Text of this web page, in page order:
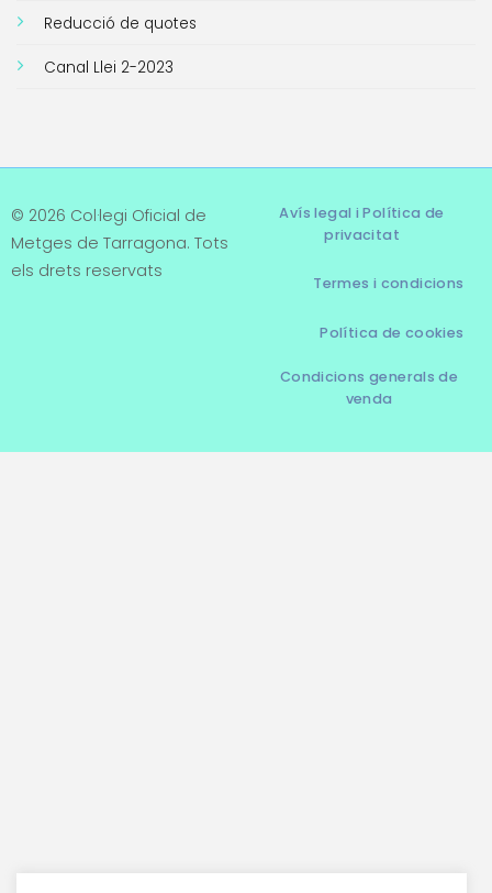
Reducció de quotes
Canal Llei 2-2023
© 2026 Col·legi Oficial de
Metges de Tarragona. Tots
els drets reservats
Avís legal i Política de
privacitat
Termes i condicions
Política de cookies
Condicions generals de
venda